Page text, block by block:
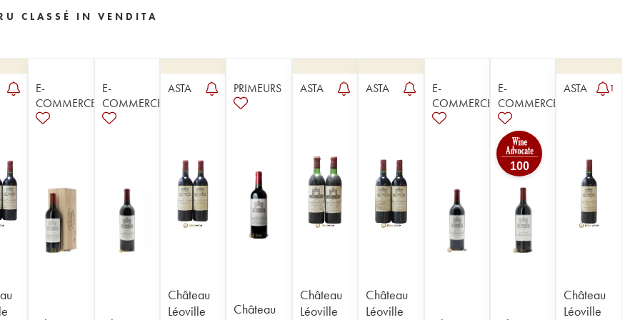
CLASSÉ IN VENDITA
E-
COMMERCE
E-
COMMERCE
ASTA
Château
Léoville
PRIMEURS
Château
ASTA
Château
Léoville
ASTA
Château
Léoville
E-
COMMERCE
E-
COMMERCE
100
ASTA 1
Château
Léoville